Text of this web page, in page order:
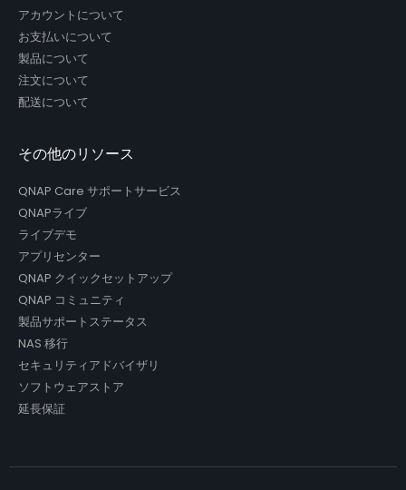
アカウントについて
お支払いについて
製品について
注文について
配送について
その他のリソース
QNAP Care サポートサービス
QNAPライブ
ライブデモ
アプリセンター
QNAP クイックセットアップ
QNAP コミュニティ
製品サポートステータス
NAS 移行
セキュリティアドバイザリ
ソフトウェアストア
延長保証